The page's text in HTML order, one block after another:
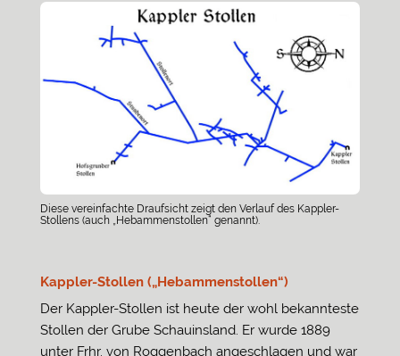
Diese vereinfachte Draufsicht zeigt den Verlauf des Kappler-
Stollens (auch „Hebammenstollen“ genannt).
Kappler-Stollen („Hebammenstollen“)
Der Kappler-Stollen ist heute der wohl bekannteste
Stollen der Grube Schauinsland. Er wurde 1889
unter Frhr. von Roggenbach angeschlagen und war